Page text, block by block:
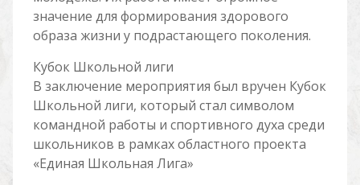
значение для формирования здорового
образа жизни у подрастающего поколения.
Кубок Школьной лиги
В заключение мероприятия был вручен Кубок
Школьной лиги, который стал символом
командной работы и спортивного духа среди
школьников в рамках областного проекта
«Единая Школьная Лига»